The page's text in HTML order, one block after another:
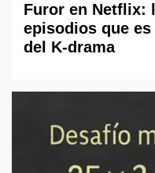
Furor en Netflix:
episodios que
del K-drama